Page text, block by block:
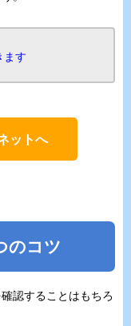
ます
ットへ
のコツ
認することはもちろ